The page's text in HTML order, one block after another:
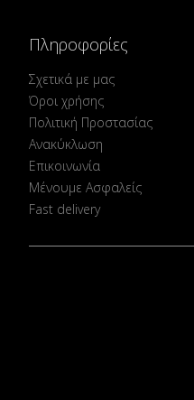
Πληροφορίες
Σχετικά με μας
Όροι χρήσης
Πολιτική Προστασίας
Ανακύκλωση
Επικοινωνία
Μένουμε Ασφαλείς
Fast delivery